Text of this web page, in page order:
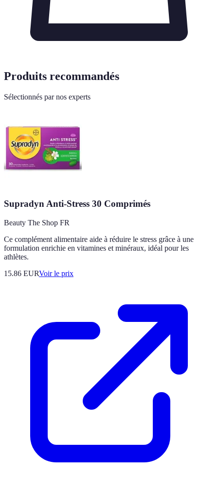
Produits recommandés
Sélectionnés par nos experts
Supradyn Anti-Stress 30 Comprimés
Beauty The Shop FR
Ce complément alimentaire aide à réduire le stress grâce à une
formulation enrichie en vitamines et minéraux, idéal pour les
athlètes.
15.86 EURVoir le prix